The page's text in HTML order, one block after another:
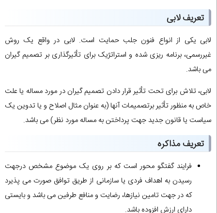
تعریف لابی
لابی یکی از انواع فنون جلب حمایت است. لابی در واقع یک روش
غیررسمی، برنامه ریزی شده و استراتژیک برای تأثیرگذاری بر تصمیم گیران
می باشد.
لابی، تلاش برای تحت تأثیر قرار دادن تصمیم گیران در مورد مساله یا علت
خاص به منظور تأثیر برتصمیمات آنها (به عنوان مثال اصلاح و یا تدوین یک
سیاست یا قانون جدید جهت پرداختن به مساله مورد نظر) می باشد.
تعریف مذاکره
فرایند گفتگو محور است که بر روی یک موضوع مشخص درجهت
رسیدن به اهداف فردی یا سازمانی از طریق توافق صورت می پذیرد
که در جهت تامین نیازها، رضایت و منافع طرفین می باشد و بایستی
دارای ارزش افزوده باشد.